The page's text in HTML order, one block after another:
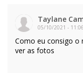
Taylane
05/10/2021 -
Como eu consigo o
ver as fotos